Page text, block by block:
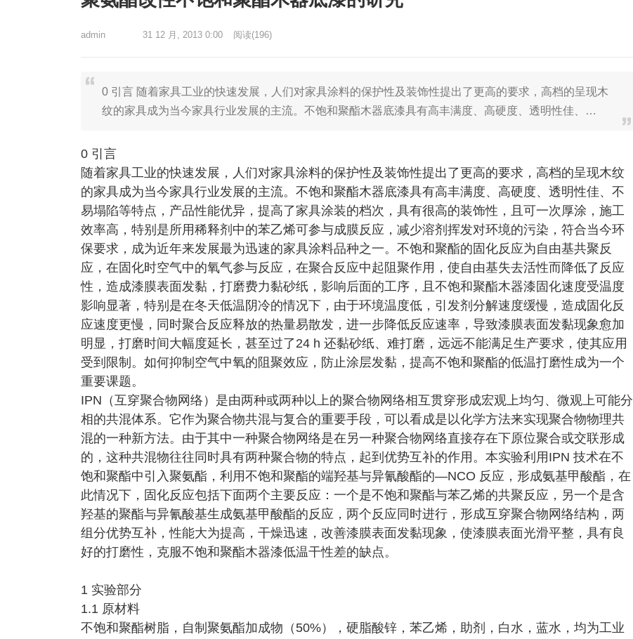
admin 31 12 月, 2013 0:00 阅读(196)
0 引言 随着家具工业的快速发展，人们对家具涂料的保护性及装饰性提出了更高的要求，高档的呈现木
纹的家具成为当今家具行业发展的主流。不饱和聚酯木器底漆具有高丰满度、高硬度、透明性佳、…
0 引言
随着家具工业的快速发展，人们对家具涂料的保护性及装饰性提出了更高的要求，高档的呈现木纹
的家具成为当今家具行业发展的主流。不饱和聚酯木器底漆具有高丰满度、高硬度、透明性佳、不
易塌陷等特点，产品性能优异，提高了家具涂装的档次，具有很高的装饰性，且可一次厚涂，施工
效率高，特别是所用稀释剂中的苯乙烯可参与成膜反应，减少溶剂挥发对环境的污染，符合当今环
保要求，成为近年来发展最为迅速的家具涂料品种之一。不饱和聚酯的固化反应为自由基共聚反
应，在固化时空气中的氧气参与反应，在聚合反应中起阻聚作用，使自由基失去活性而降低了反应
性，造成漆膜表面发黏，打磨费力黏砂纸，影响后面的工序，且不饱和聚酯木器漆固化速度受温度
影响显著，特别是在冬天低温阴冷的情况下，由于环境温度低，引发剂分解速度缓慢，造成固化反
应速度更慢，同时聚合反应释放的热量易散发，进一步降低反应速率，导致漆膜表面发黏现象愈加
明显，打磨时间大幅度延长，甚至过了24 h 还黏砂纸、难打磨，远远不能满足生产要求，使其应用
受到限制。如何抑制空气中氧的阻聚效应，防止涂层发黏，提高不饱和聚酯的低温打磨性成为一个
重要课题。
IPN（互穿聚合物网络）是由两种或两种以上的聚合物网络相互贯穿形成宏观上均匀、微观上可能分
相的共混体系。它作为聚合物共混与复合的重要手段，可以看成是以化学方法来实现聚合物物理共
混的一种新方法。由于其中一种聚合物网络是在另一种聚合物网络直接存在下原位聚合或交联形成
的，这种共混物往往同时具有两种聚合物的特点，起到优势互补的作用。本实验利用IPN 技术在不
饱和聚酯中引入聚氨酯，利用不饱和聚酯的端羟基与异氰酸酯的—NCO 反应，形成氨基甲酸酯，在
此情况下，固化反应包括下面两个主要反应：一个是不饱和聚酯与苯乙烯的共聚反应，另一个是含
羟基的聚酯与异氰酸基生成氨基甲酸酯的反应，两个反应同时进行，形成互穿聚合物网络结构，两
组分优势互补，性能大为提高，干燥迅速，改善漆膜表面发黏现象，使漆膜表面光滑平整，具有良
好的打磨性，克服不饱和聚酯木器漆低温干性差的缺点。
1 实验部分
1.1 原材料
不饱和聚酯树脂，自制聚氨酯加成物（50%），硬脂酸锌，苯乙烯，助剂，白水，蓝水，均为工业